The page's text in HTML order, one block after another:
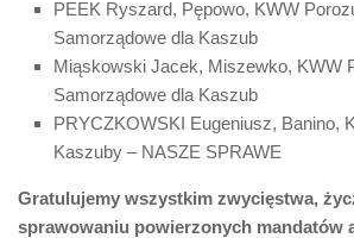
PEEK Ryszard, Pępowo, KWW
Samorządowe dla Kaszub
Miąskowski Jacek, Miszewko, KWW
Samorządowe dla Kaszub
PRYCZKOWSKI Eugeniusz, Banino,
Kaszuby – NASZE SPRAWE
Gratulujemy wszystkim zwycięstwa,
sprawowaniu powierzonych mandatów